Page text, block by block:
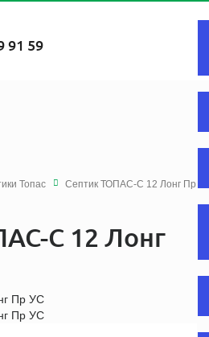
91 59
Топас
Септик ТОПАС-С 12 Лонг Пр
С 12 Лонг